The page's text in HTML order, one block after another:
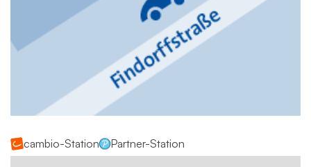
cambio-Station Partner-Station